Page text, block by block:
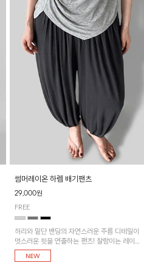
썸머레이온 하렘 배기팬츠
29,000원
FREE
허리와 밑단 밴딩의 자연스러운 주름 디테일이
멋스러운 핏을 연출하는 팬츠! 찰랑이는 레이
온 소재로 가볍고 시원하게 착용되며, 여유로
운 실루엣으로 활동성이 좋아 데일리 하게 즐